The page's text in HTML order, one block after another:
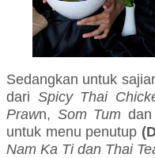
Sedangkan untuk
dari Spicy Thai
Prawn, Som Tum
untuk menu penutup
Nam Ka Ti dan Thai